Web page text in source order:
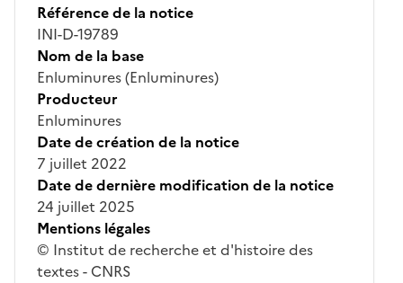
Référence de la notice
INI-D-19789
Nom de la base
Enluminures (Enluminures)
Producteur
Enluminures
Date de création de la notice
7 juillet 2022
Date de dernière modification de la notice
24 juillet 2025
Mentions légales
© Institut de recherche et d'histoire des
textes - CNRS